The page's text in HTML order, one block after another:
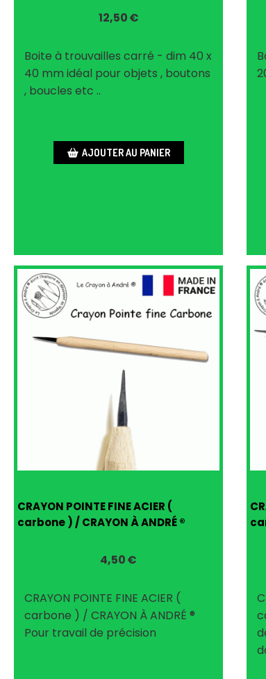
12,50€
Boite à trouvailles carré - dim 40 x
40 mm idéal pour objets , boutons
, boucles etc ..
AJOUTER AU PANIER
CRAYON POINTE FINE ACIER (
carbone ) / CRAYON À ANDRÉ ®
4,50€
CRAYON POINTE FINE ACIER (
carbone ) / CRAYON À ANDRÉ ®
Pour travail de précision